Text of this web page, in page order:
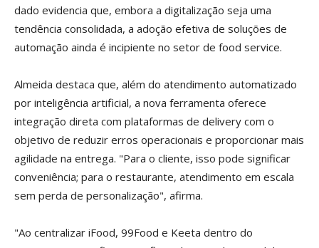
dado evidencia que, embora a digitalização seja uma
tendência consolidada, a adoção efetiva de soluções de
automação ainda é incipiente no setor de food service.
Almeida destaca que, além do atendimento automatizado
por inteligência artificial, a nova ferramenta oferece
integração direta com plataformas de delivery com o
objetivo de reduzir erros operacionais e proporcionar mais
agilidade na entrega. "Para o cliente, isso pode significar
conveniência; para o restaurante, atendimento em escala
sem perda de personalização", afirma.
"Ao centralizar iFood, 99Food e Keeta dentro do